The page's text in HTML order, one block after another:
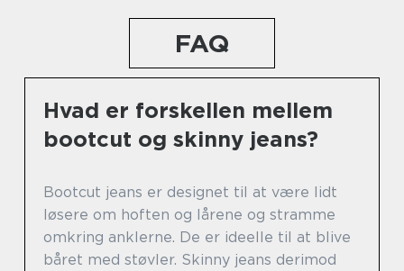
FAQ
Hvad er forskellen mellem
bootcut og skinny jeans?
Bootcut jeans er designet til at være lidt
løsere om hoften og lårene og stramme
omkring anklerne. De er ideelle til at blive
båret med støvler. Skinny jeans derimod